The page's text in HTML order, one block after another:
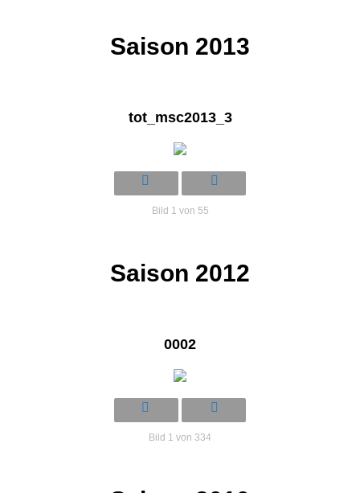
Saison 2013
tot_msc2013_3
Bild 1 von 55
Saison 2012
0002
Bild 1 von 334